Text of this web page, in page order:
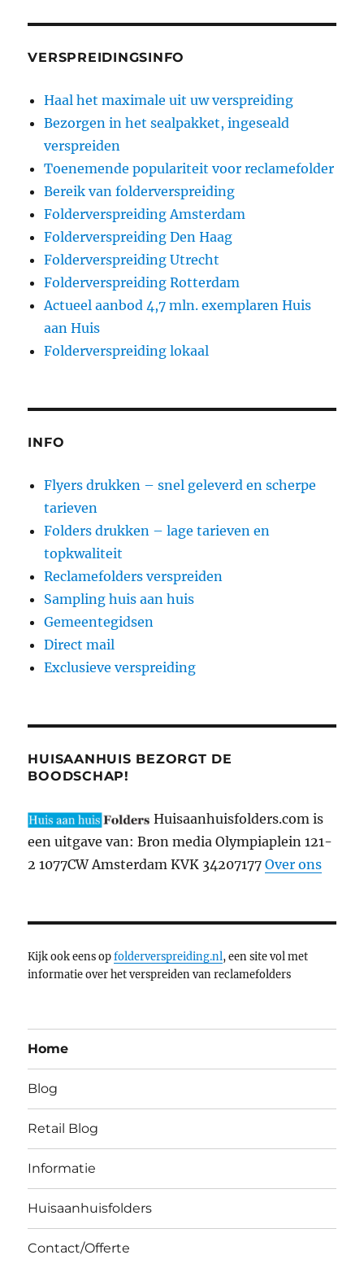
VERSPREIDINGSINFO
Haal het maximale uit uw verspreiding
Bezorgen in het sealpakket, ingeseald
verspreiden
Toenemende populariteit voor reclamefolder
Bereik van folderverspreiding
Folderverspreiding Amsterdam
Folderverspreiding Den Haag
Folderverspreiding Utrecht
Folderverspreiding Rotterdam
Actueel aanbod 4,7 mln. exemplaren Huis
aan Huis
Folderverspreiding lokaal
INFO
Flyers drukken – snel geleverd en scherpe
tarieven
Folders drukken – lage tarieven en
topkwaliteit
Reclamefolders verspreiden
Sampling huis aan huis
Gemeentegidsen
Direct mail
Exclusieve verspreiding
HUISAANHUIS BEZORGT DE
BOODSCHAP!
Huisaanhuisfolders.com is
een uitgave van: Bron media Olympiaplein 121-
2 1077CW Amsterdam KVK 34207177Over ons
Kijk ook eens opfolderverspreiding.nl, een site vol met
informatie over het verspreiden van reclamefolders
Home
Blog
Retail Blog
Informatie
Huisaanhuisfolders
Contact/Offerte